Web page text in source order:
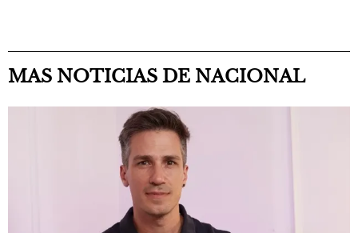
MAS NOTICIAS DE NACIONAL